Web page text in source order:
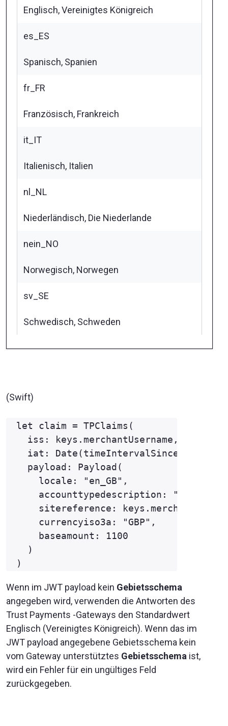
Englisch, Vereinigtes Königreich
es_ES
Spanisch, Spanien
fr_FR
Französisch, Frankreich
it_IT
Italienisch, Italien
nl_NL
Niederländisch, Die Niederlande
nein_NO
Norwegisch, Norwegen
sv_SE
Schwedisch, Schweden
(Swift)
let claim = TPClaims(
  iss: keys.merchantUsername,
  iat: Date(timeIntervalSinceNow: 0),
  payload: Payload(
    locale: "en_GB",
    accounttypedescription: "ECOM",
sitereference:
    currencyiso3a: "GBP",
    baseamount: 1100
  )
Wenn im JWT payload kein Gebietsschema
angegeben wird, verwenden die Antworten des
Trust Payments -Gateways den Standardwert
Englisch (Vereinigtes Königreich). Wenn das im
JWT payload angegebene Gebietsschema kein
vom Gateway unterstütztes Gebietsschema ist,
wird ein Fehler für ein ungültiges Feld
zurückgegeben.